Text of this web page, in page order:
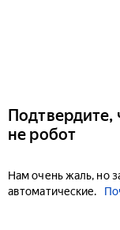
Подтвердите,
не робот
Нам очень жаль, но
автоматические.